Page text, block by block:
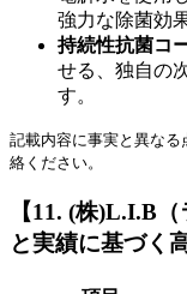
強力な除菌効
持続性抗菌コ
せる、独自の
す。
記載内容に事実と異なる
絡ください。
【11. (株)L.I.B
と実績に基づく